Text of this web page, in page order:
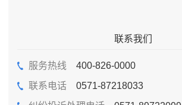
联系我们
服务热线 400-826-0000
联系电话0571-87218033